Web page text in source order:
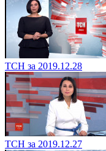
ТСН за 2019.12.28
ТСН за 2019.12.27